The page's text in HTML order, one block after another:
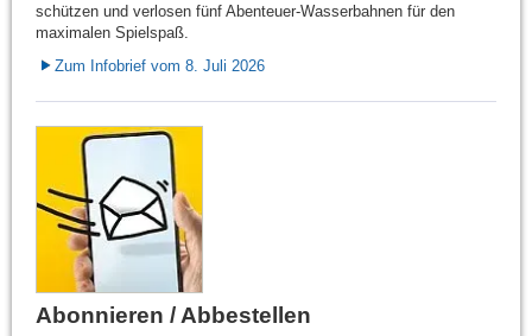
schützen und verlosen fünf Abenteuer-Wasserbahnen für den
maximalen Spielspaß.
Zum Infobrief vom 8. Juli 2026
Abonnieren / Abbestellen